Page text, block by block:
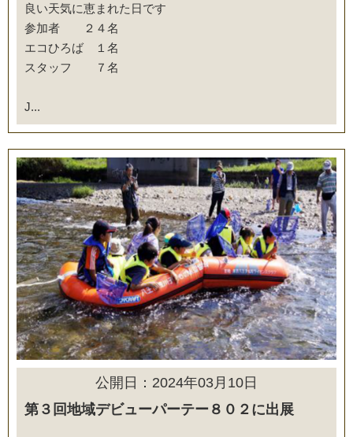
良い天気に恵まれた日です
参加者 ２４名
エコひろば １名
スタッフ ７名
J...
公開日：2024年03月10日
第３回地域デビューパーテー８０２に出展